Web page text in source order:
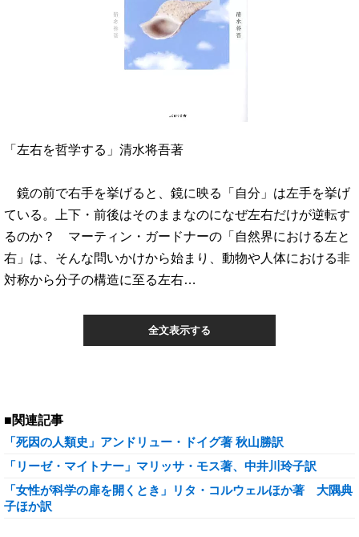
「左右を哲学する」清水将吾著
鏡の前で右手を挙げると、鏡に映る「自分」は左手を挙げ
ている。上下・前後はそのままなのになぜ左右だけが逆転す
るのか？ マーティン・ガードナーの「自然界における左と
右」は、そんな問いかけから始まり、動物や人体における非
対称から分子の構造に至る左右…
全文表示する
■関連記事
「死因の人類史」アンドリュー・ドイグ著 秋山勝訳
「リーゼ・マイトナー」マリッサ・モス著、中井川玲子訳
「女性が科学の扉を開くとき」リタ・コルウェルほか著 大隅典
子ほか訳